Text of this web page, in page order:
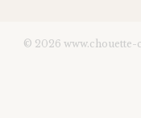
© 2026